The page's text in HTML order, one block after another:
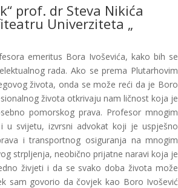
prof. dr Steva Nikića
Univerziteta „
emeritus Bora Ivoševića, kako bih se
rada. Ako se prema Plutarhovim
života, onda se može reći da je Boro
života otkrivaju nam ličnost koja je
pomorskog prava. Profesor mnogim
u svijetu, izvrsni advokat koji je uspješno
i transportnog osiguranja na mnogim
strpljenja, neobično prijatne naravi koja je
živjeti i da se svako doba života može
sam govorio da čovjek kao Boro Ivošević